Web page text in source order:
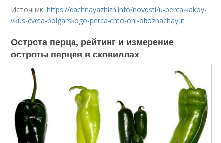
Источник:https://dachnayazhizn.info/novosti/u-perca-kakoy-
vkus-cveta-bolgarskogo-perca-chto-oni-oboznachayut
Острота перца, рейтинг и измерение
остроты перцев в сковиллах